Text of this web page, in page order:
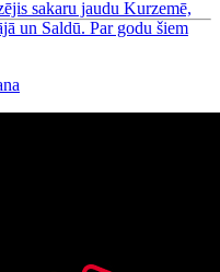
sakaru jaudu Kurzemē,
un Saldū. Par godu šiem